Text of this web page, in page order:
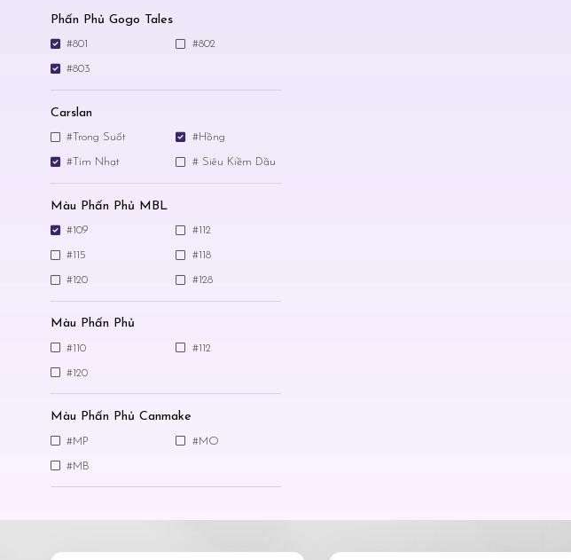
Phấn Phủ Gogo Tales
#801 #802
#803
Carslan
#Trong Suốt #Hồng
#Tím Nhạt # Siêu Kiềm Dầu
Màu Phấn Phủ MBL
#109 #112
#115 #118
#120 #128
Màu Phấn Phủ
#110 #112
#120
Màu Phấn Phủ Canmake
#MP #MO
#MB